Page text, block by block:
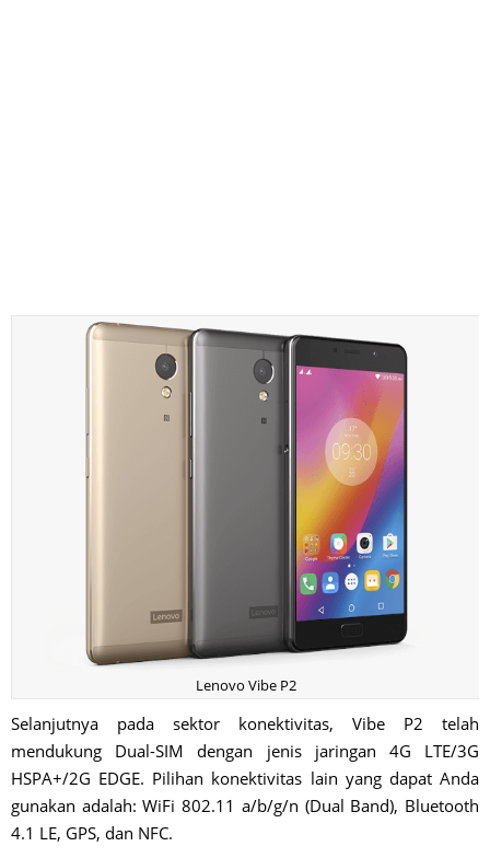
Lenovo Vibe P2
Selanjutnya pada sektor konektivitas, Vibe P2 telah
mendukung Dual-SIM dengan jenis jaringan 4G LTE/3G
HSPA+/2G EDGE. Pilihan konektivitas lain yang dapat Anda
gunakan adalah: WiFi 802.11 a/b/g/n (Dual Band), Bluetooth
4.1 LE, GPS, dan NFC.